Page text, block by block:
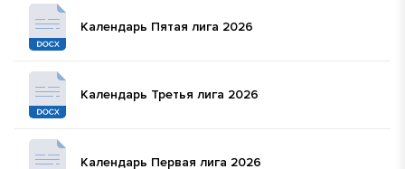
Общие документы
Регламенты
Антидопинг
Кдк, этика
Аттестация спорт школ, клубов
Календарь Пятая лига 2026
Календарь Третья лига 2026
Календарь Первая лига 2026